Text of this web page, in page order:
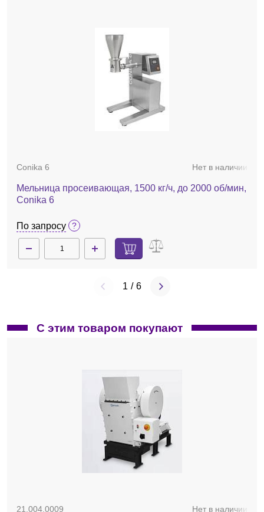
Роторы для SM 100, SM 200, SM 300
V-ротор, н/ж сталь, для SM 300
Conika 6 Нет в наличии
Мельница просеивающая, 1500 кг/ч, до 2000 об/мин,
Conika 6
По запросу
1 / 6
С этим товаром покупают
21.004.0009 Нет в наличии